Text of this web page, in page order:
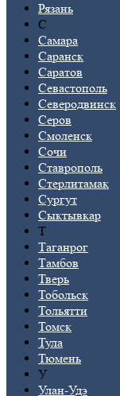
Рязань
С
Самара
Саранск
Саратов
Севастополь
Северодвинск
Серов
Смоленск
Сочи
Ставрополь
Стерлитамак
Сургут
Сыктывкар
Т
Таганрог
Тамбов
Тверь
Тобольск
Тольятти
Томск
Тула
Тюмень
У
Улан-Удэ